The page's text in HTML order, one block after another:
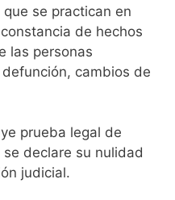
se practican en
de hechos
las personas
cambios de
prueba legal de
declare su nulidad
judicial.